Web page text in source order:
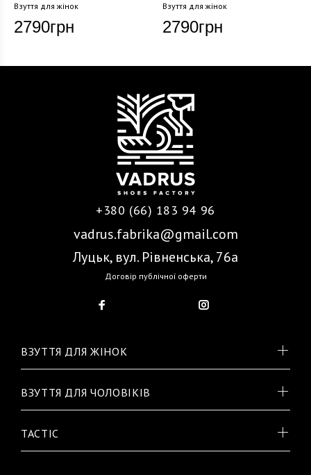
Взуття для жінок
2790грн
Взуття для жінок
2790грн
+380 (66) 183 94 96
vadrus.fabrika@gmail.com
Луцьк, вул. Рівненська, 76а
Договір публічної оферти
ВЗУТТЯ ДЛЯ ЖІНОК
ВЗУТТЯ ДЛЯ ЧОЛОВІКІВ
TACTIC